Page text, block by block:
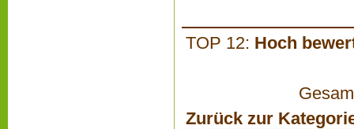
TOP 12: Hoch
Zurück zur